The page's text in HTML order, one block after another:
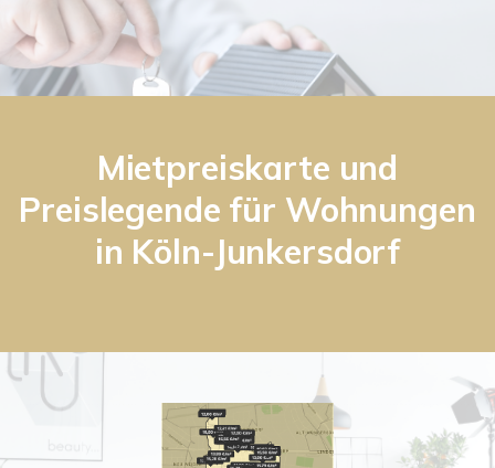
Mietpreiskarte und
Preislegende für Wohnungen
in Köln-Junkersdorf